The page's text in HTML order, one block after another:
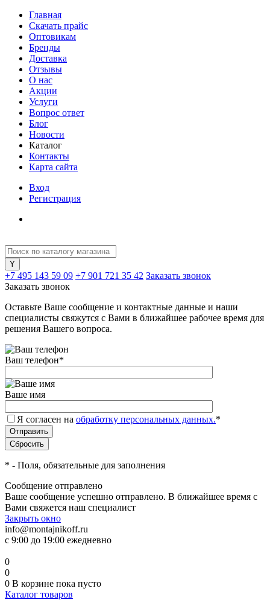
Главная
Скачать прайс
Оптовикам
Бренды
Доставка
Отзывы
О нас
Акции
Услуги
Вопрос ответ
Блог
Новости
Каталог
Контакты
Карта сайта
Вход
Регистрация
+7 495 143 59 09 +7 901 721 35 42 Заказать звонок
Заказать звонок
Оставьте Ваше сообщение и контактные данные и наши
специалисты свяжутся с Вами в ближайшее рабочее время для
решения Вашего вопроса.
Ваш телефон*
Ваше имя
Я согласен на обработку персональных данных.*
* - Поля, обязательные для заполнения
Сообщение отправлено
Ваше сообщение успешно отправлено. В ближайшее время с
Вами свяжется наш специалист
Закрыть окно
info@montajnikoff.ru
с 9:00 до 19:00 ежедневно
0
0
0 В корзине пока пусто
Каталог товаров